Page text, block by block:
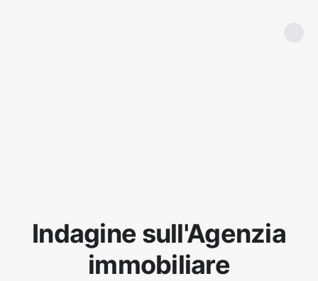
Indagine sull'Agenzia
immobiliare